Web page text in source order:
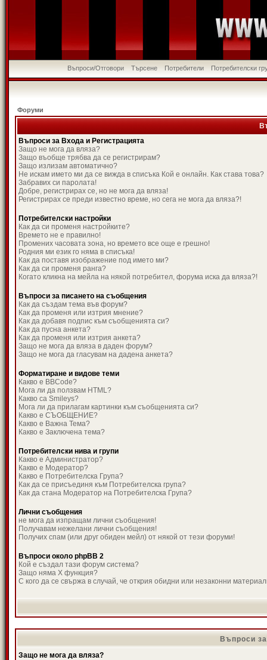
Въпроси/Отговори Търсене Потребители Потребителски
Форуми
Въпроси за Входа и Регистрацията
Защо не мога да вляза?
Защо въобще трябва да се регистрирам?
Защо излизам автоматично?
Не искам името ми да се вижда в списъка Кой е онлайн. Как става това?
Забравих си паролата!
Добре, регистрирах се, но не мога да вляза!
Регистрирах се преди известно време, но сега не мога да вляза?!
Потребителски настройки
Как да си променя настройките?
Времето не е правилно!
Промених часовата зона, но времето все още е грешно!
Родния ми език го няма в списъка!
Как да поставя изображение под името ми?
Как да си променя ранга?
Когато кликна на мейла на някой потребител, форума иска да вляза?!
Въпроси за писането на съобщения
Как да създам тема във форум?
Как да променя или изтрия мнение?
Как да добавя подпис към съобщенията си?
Как да пусна анкета?
Как да променя или изтрия анкета?
Защо не мога да вляза в даден форум?
Защо не мога да гласувам на дадена анкета?
Форматиране и видове теми
Какво е BBCode?
Мога ли да ползвам HTML?
Какво са Smileys?
Мога ли да прилагам картинки към съобщенията си?
Какво е СЪОБЩЕНИЕ?
Какво е Важна Тема?
Какво е Заключена тема?
Потребителски нива и групи
Какво е Администратор?
Какво е Модератор?
Какво е Потребителска Група?
Как да се присъединя към Потребителска група?
Как да стана Модератор на Потребителска Група?
Лични съобщения
не мога да изпращам лични съобщения!
Получавам нежелани лични съобщения!
Получих спам (или друг обиден мейл) от някой от тези форуми!
Въпроси около phpBB 2
Кой е създал тази форум система?
Защо няма X функция?
С кого да се свържа в случай, че открия обидни или незаконни
Въпроси
Защо не мога да вляза?